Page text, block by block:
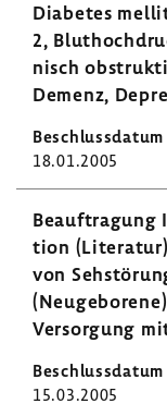
Diabetes
2,
nisch
Demenz,
18.01.2005
Beauf­tra­gung
tion
von
Versor­gung
15.03.2005